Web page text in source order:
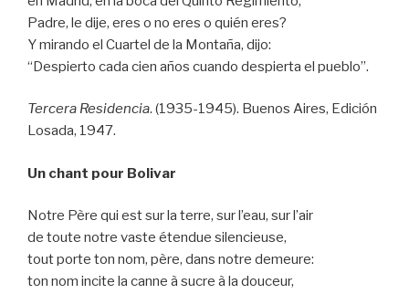
Padre, le dije, eres o no eres o quién eres?
Y mirando el Cuartel de la Montaña, dijo:
“Despierto cada cien años cuando despierta el pueblo”.
Tercera Residencia. (1935-1945). Buenos Aires, Edición
Losada, 1947.
Un chant pour Bolivar
Notre Père qui est sur la terre, sur l’eau, sur l’air
de toute notre vaste étendue silencieuse,
tout porte ton nom, père, dans notre demeure:
ton nom incite la canne à sucre à la douceur,